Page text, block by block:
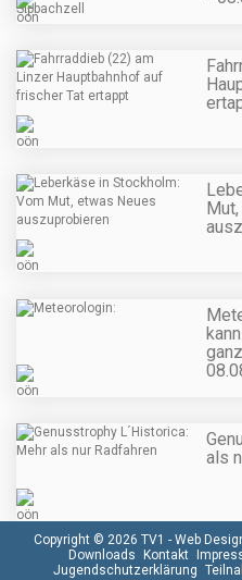
als
Copyright © 2026 TV1 - Web
Downloads Kontakt
Jugendschutzerklärung